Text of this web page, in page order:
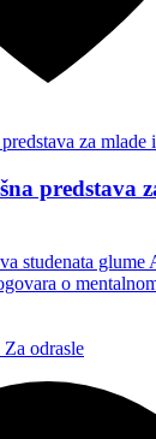
predstava
studenata
o
Za odrasle